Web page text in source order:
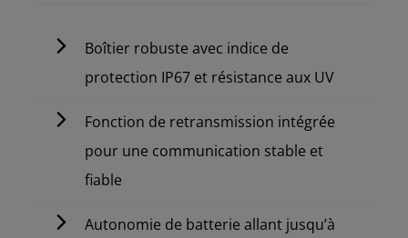
Boîtier robuste avec indice de
protection IP67 et résistance aux UV
Fonction de retransmission intégrée
pour une communication stable et
fiable
Autonomie de batterie allant jusqu’à